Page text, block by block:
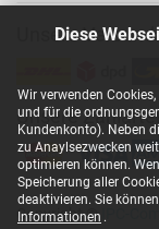
Diese
Wir verwenden
und für die
Kundenkonto). Neben
zu Anaylsezwecken
optimieren können.
Speicherung aller
deaktivieren. Sie
Informationen .
Unsere
Unsere
Copyright ©